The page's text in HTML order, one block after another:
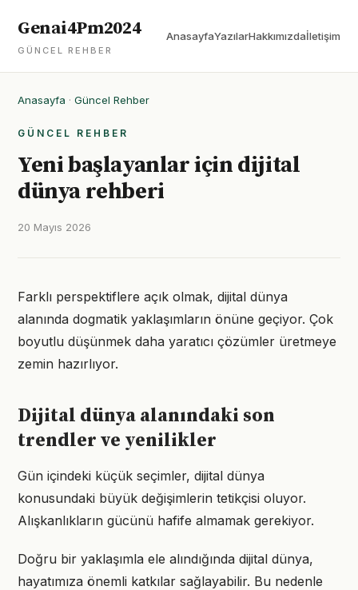
Genai4Pm2024
GÜNCEL REHBER
AnasayfaYazılarHakkımızdaİletişim
Anasayfa · Güncel Rehber
GÜNCEL REHBER
Yeni başlayanlar için dijital
dünya rehberi
20 Mayıs 2026
Farklı perspektiflere açık olmak, dijital dünya
alanında dogmatik yaklaşımların önüne geçiyor. Çok
boyutlu düşünmek daha yaratıcı çözümler üretmeye
zemin hazırlıyor.
Dijital dünya alanındaki son
trendler ve yenilikler
Gün içindeki küçük seçimler, dijital dünya
konusundaki büyük değişimlerin tetikçisi oluyor.
Alışkanlıkların gücünü hafife almamak gerekiyor.
Doğru bir yaklaşımla ele alındığında dijital dünya,
hayatımıza önemli katkılar sağlayabilir. Bu nedenle